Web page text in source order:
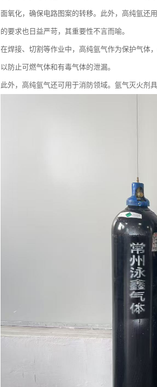
面氧化，确保电路图案的转移。此外，高纯氩还
的要求也日益严苛，其重要性不言而喻。
在焊接、切割等作业中，高纯氩气作为保护气体
以防止可燃气体和有毒气体的泄漏。
此外，高纯氩气还可用于消防领域。氩气灭火剂